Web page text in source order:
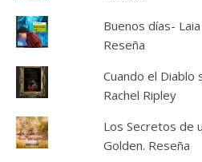
Buenos días-
Reseña
Cuando el Diablo
Rachel Ripley
Los Secretos de
Golden. Reseña